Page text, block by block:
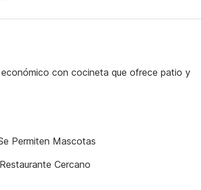
con cocineta que ofrece patio y
Permiten Mascotas
Restaurante Cercano